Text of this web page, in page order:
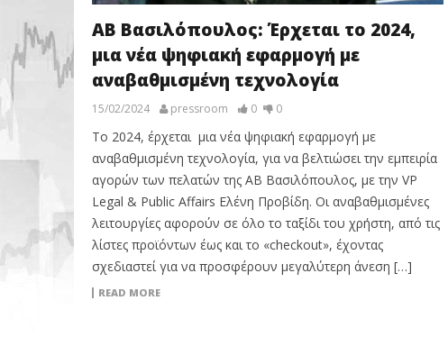
ΑΒ Βασιλόπουλος: Έρχεται το 2024,
μια νέα ψηφιακή εφαρμογή με
αναβαθμισμένη τεχνολογία
15/02/2024 pressroom 0 0
Το 2024, έρχεται μια νέα ψηφιακή εφαρμογή με
αναβαθμισμένη τεχνολογία, για να βελτιώσει την εμπειρία
αγορών των πελατών της ΑΒ Βασιλόπουλος, με την VP
Legal & Public Affairs Ελένη Προβίδη. Οι αναβαθμισμένες
λειτουργίες αφορούν σε όλο το ταξίδι του χρήστη, από τις
λίστες προϊόντων έως και το «checkout», έχοντας
σχεδιαστεί για να προσφέρουν μεγαλύτερη άνεση […]
READ MORE